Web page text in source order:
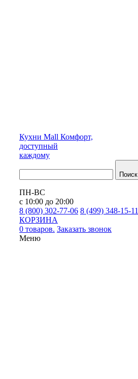
Кухни Mall Комфорт,
доступный
каждому
Поиск
ПН-ВС
с 10:00 до 20:00
8 (800) 302-77-06 8 (499) 348-15-11
КОРЗИНА
0 товаров. Заказать звонок
Меню